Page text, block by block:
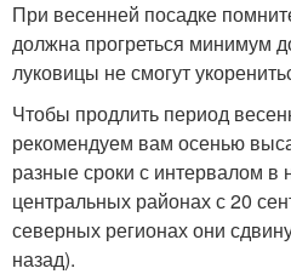
При весенней посадке
должна прогреться минимум
луковицы не смогут
Чтобы продлить период
рекомендуем вам осенью
разные сроки с интервалом
центральных районах с 20
северных регионах они
назад).